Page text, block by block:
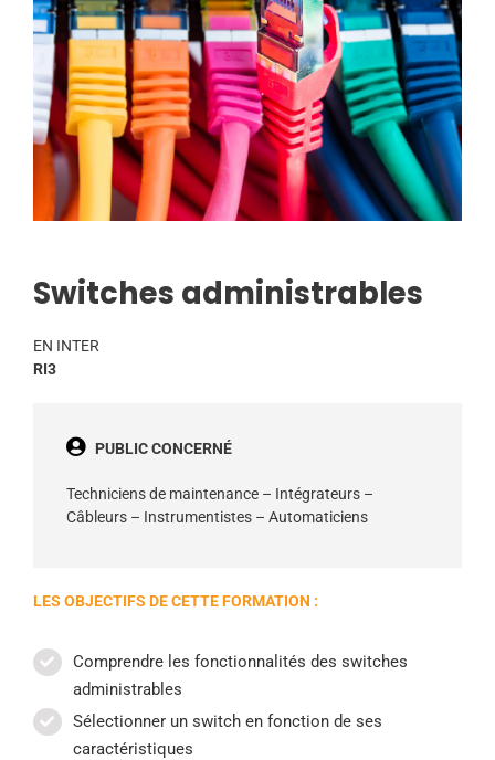
Switches administrables
EN INTER
RI3
PUBLIC CONCERNÉ
Techniciens de maintenance – Intégrateurs –
Câbleurs – Instrumentistes – Automaticiens
LES OBJECTIFS DE CETTE FORMATION :
Comprendre les fonctionnalités des switches
administrables
Sélectionner un switch en fonction de ses
caractéristiques